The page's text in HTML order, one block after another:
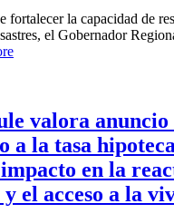
fortalecer la capacidad de
el Gobernador
valora anuncio
a la tasa
impacto en la
el acceso a la